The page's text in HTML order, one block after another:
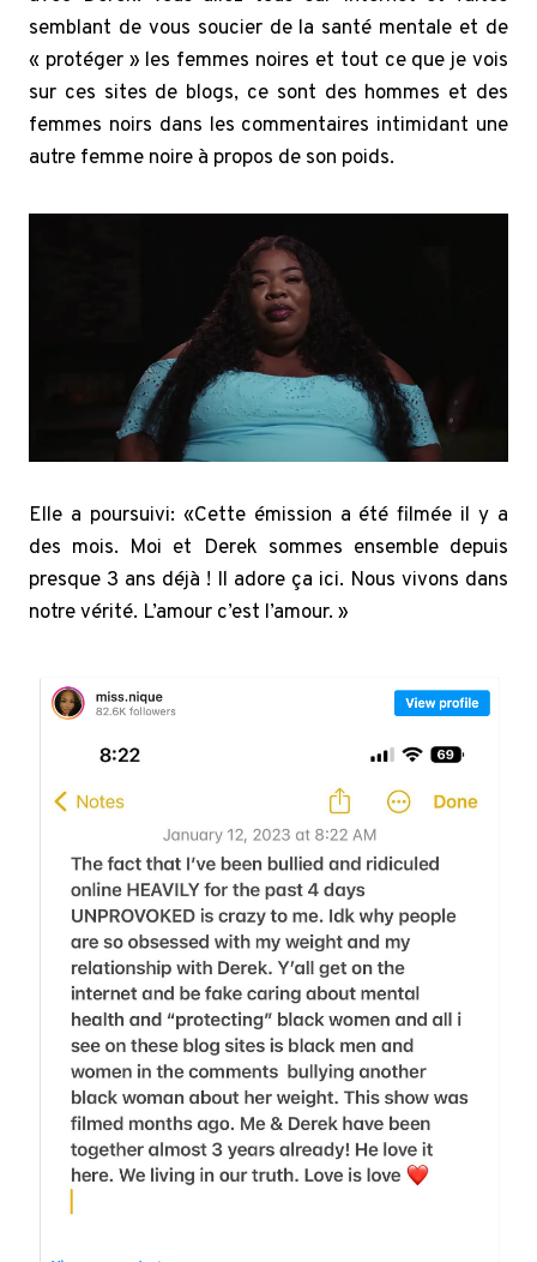
semblant de vous soucier de la santé mentale et de
« protéger » les femmes noires et tout ce que je vois
sur ces sites de blogs, ce sont des hommes et des
femmes noirs dans les commentaires intimidant une
autre femme noire à propos de son poids.
Elle a poursuivi: «Cette émission a été filmée il y a
des mois. Moi et Derek sommes ensemble depuis
presque 3 ans déjà ! Il adore ça ici. Nous vivons dans
notre vérité. L’amour c’est l’amour. »